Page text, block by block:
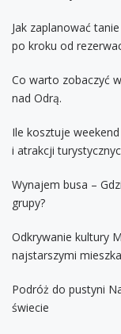
Jak zaplanować
po kroku od
Co warto zobaczyć
nad Odrą.
Ile kosztuje
i atrakcji
Wynajem busa –
grupy?
Odkrywanie kultury
najstarszymi
Podróż do pustyni
świecie